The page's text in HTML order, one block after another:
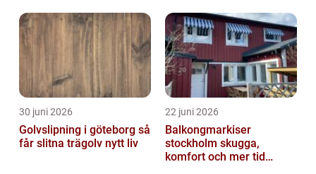
30 juni 2026
Golvslipning i göteborg så
får slitna trägolv nytt liv
22 juni 2026
Balkongmarkiser
stockholm skugga,
komfort och mer tid